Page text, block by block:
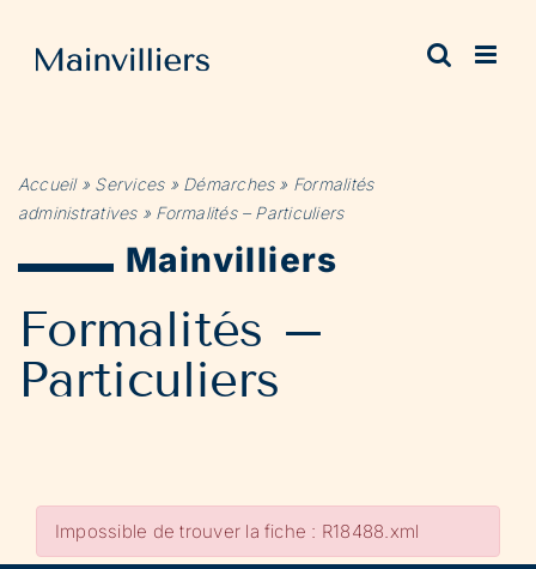
contenu
Accueil» Services» Démarches» Formalités
administratives» Formalités – Particuliers
Mainvilliers
Formalités –
Particuliers
Impossible de trouver la fiche : R18488.xml